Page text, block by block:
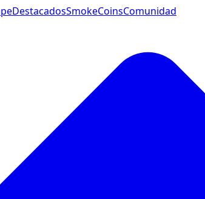
DestacadosSmokeCoinsComunidad